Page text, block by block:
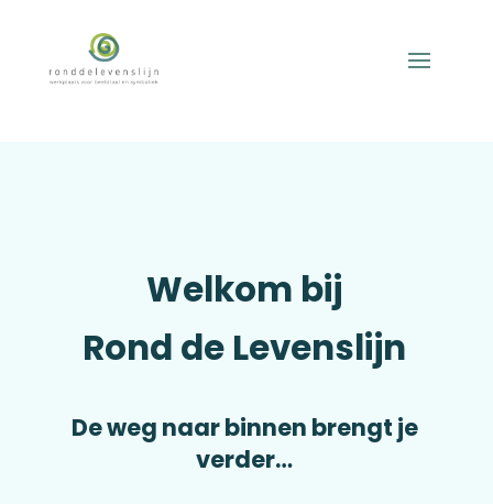
Welkom bij
Rond de Levenslijn
De weg naar binnen brengt je
verder…